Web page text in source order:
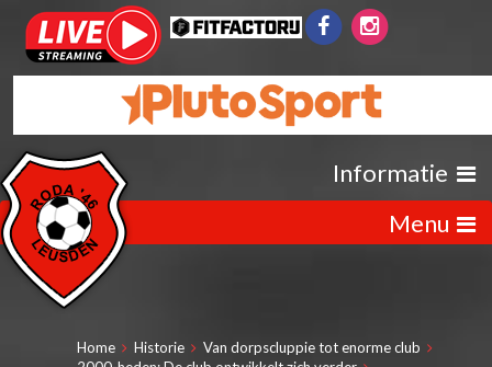
Informatie
Menu
Home Historie
Van dorpscluppie tot enorme club